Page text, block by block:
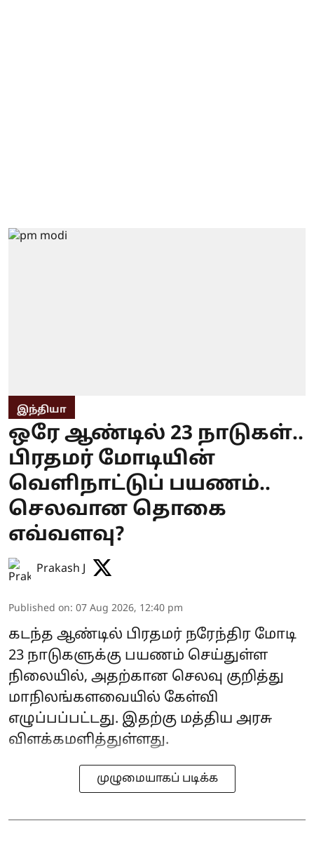
இந்தியா
ஒரே ஆண்டில் 23 நாடுகள்..
பிரதமர் மோடியின்
வெளிநாட்டுப் பயணம்..
செலவான தொகை
எவ்வளவு?
Prakash J
Published on: 07 Aug 2026, 12:40 pm
கடந்த ஆண்டில் பிரதமர் நரேந்திர மோடி
23 நாடுகளுக்கு பயணம் செய்துள்ள
நிலையில், அதற்கான செலவு குறித்து
மாநிலங்களவையில் கேள்வி
எழுப்பப்பட்டது. இதற்கு மத்திய அரசு
விளக்கமளித்துள்ளது.
முழுமையாகப் படிக்க